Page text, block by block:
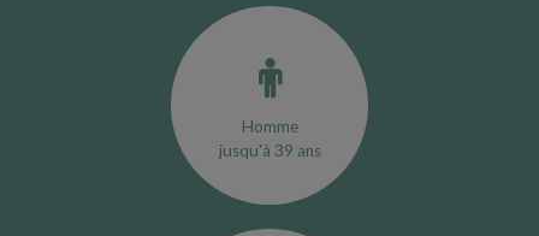
Homme
jusqu'à 39 ans